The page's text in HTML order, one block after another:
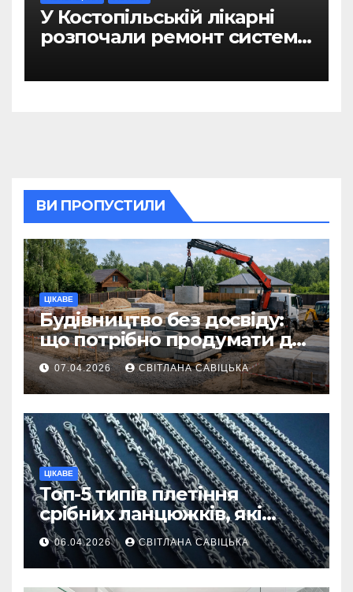
У Костопільській лікарні
розпочали ремонт системи
ВИ ПРОПУСТИЛИ
ЦІКАВЕ
Будівництво без досвіду:
що потрібно продумати до
першої доставки на
ділянку
07.04.2026 СВІТЛАНА САВІЦЬКА
ЦІКАВЕ
Топ-5 типів плетіння
срібних ланцюжків, які
вважаються
найнадійнішими
06.04.2026 СВІТЛАНА САВІЦЬКА